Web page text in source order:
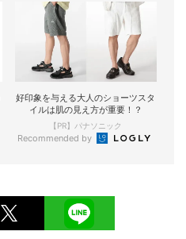
好印象を与える大人のショーツスタ
イルは肌の見え方が重要！？
【PR】パナソニック
Recommended by